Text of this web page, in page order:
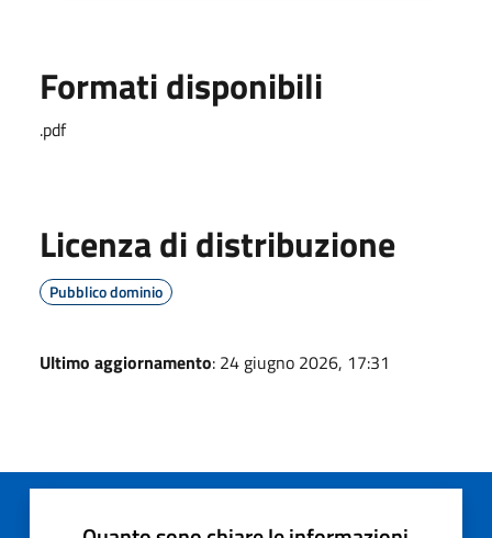
Formati disponibili
.pdf
Licenza di distribuzione
Pubblico dominio
Ultimo aggiornamento: 24 giugno 2026, 17:31